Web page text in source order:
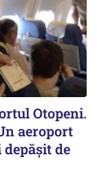
Otopeni.
aeroport
de